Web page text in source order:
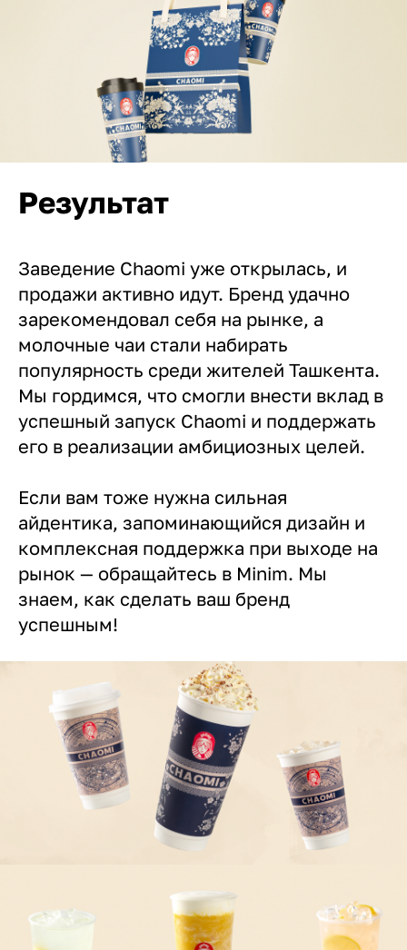
Результат
Заведение Chaomi уже открылась, и
продажи активно идут. Бренд удачно
зарекомендовал себя на рынке, а
молочные чаи стали набирать
популярность среди жителей Ташкента.
Мы гордимся, что смогли внести вклад в
успешный запуск Chaomi и поддержать
его в реализации амбициозных целей.
Если вам тоже нужна сильная
айдентика, запоминающийся дизайн и
комплексная поддержка при выходе на
рынок — обращайтесь в Minim. Мы
знаем, как сделать ваш бренд
успешным!